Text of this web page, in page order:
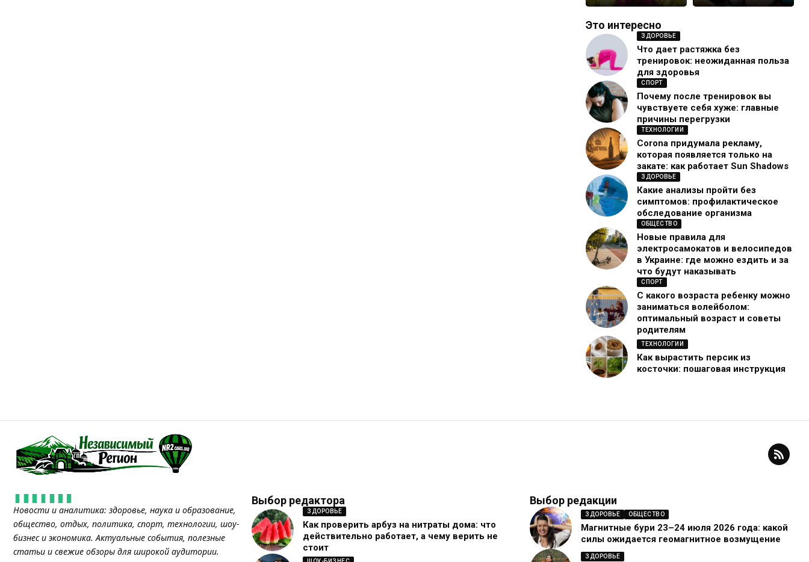
Это интересно
ЗДОРОВЬЕ
Что дает растяжка без
тренировок: неожиданная польза
для здоровья
СПОРТ
Почему после тренировок вы
чувствуете себя хуже: главные
причины перегрузки
ТЕХНОЛОГИИ
Corona придумала рекламу,
которая появляется только на
закате: как работает Sun Shadows
ЗДОРОВЬЕ
Какие анализы пройти без
симптомов: профилактическое
обследование организма
ОБЩЕСТВО
Новые правила для
электросамокатов и велосипедов
в Украине: где можно ездить и за
что будут наказывать
СПОРТ
С какого возраста ребенку можно
заниматься волейболом:
оптимальный возраст и советы
родителям
ТЕХНОЛОГИИ
Как вырастить персик из
косточки: пошаговая инструкция
Новости и аналитика: здоровье, наука и образование,
общество, отдых, политика, спорт, технологии, шоу-
бизнес и экономика. Актуальные события, полезные
статьи и свежие обзоры для широкой аудитории.
Выбор редактора
ЗДОРОВЬЕ
Как проверить арбуз на нитраты дома: что
действительно работает, а чему верить не
стоит
Выбор редакции
ЗДОРОВЬЕ ОБЩЕСТВО
Магнитные бури 23–24 июля 2026 года: какой
силы ожидается геомагнитное возмущение
ЗДОРОВЬЕ